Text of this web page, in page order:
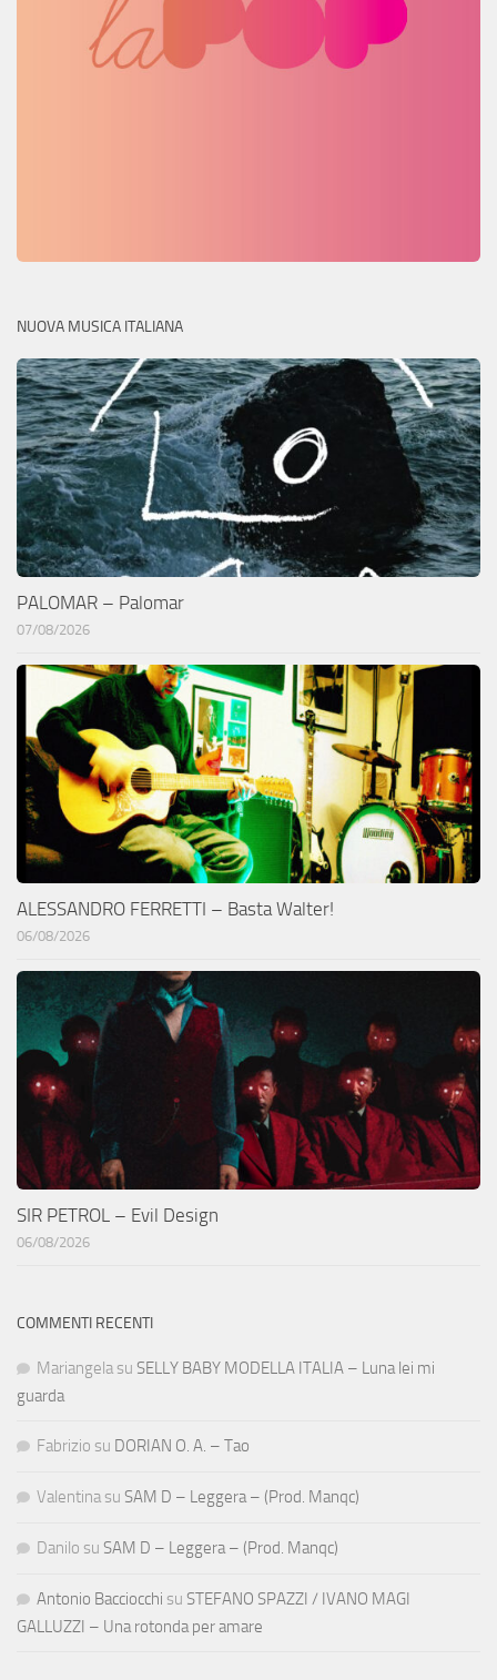
NUOVA MUSICA ITALIANA
PALOMAR – Palomar
07/08/2026
ALESSANDRO FERRETTI – Basta Walter!
06/08/2026
SIR PETROL – Evil Design
06/08/2026
COMMENTI RECENTI
Mariangela su SELLY BABY MODELLA ITALIA – Luna lei mi
guarda
Fabrizio su DORIAN O. A. – Tao
Valentina su SAM D – Leggera – (Prod. Manqc)
Danilo su SAM D – Leggera – (Prod. Manqc)
Antonio Bacciocchi su STEFANO SPAZZI / IVANO MAGI
GALLUZZI – Una rotonda per amare